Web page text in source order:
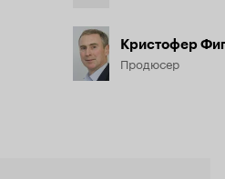
Кристофер
Продюсер